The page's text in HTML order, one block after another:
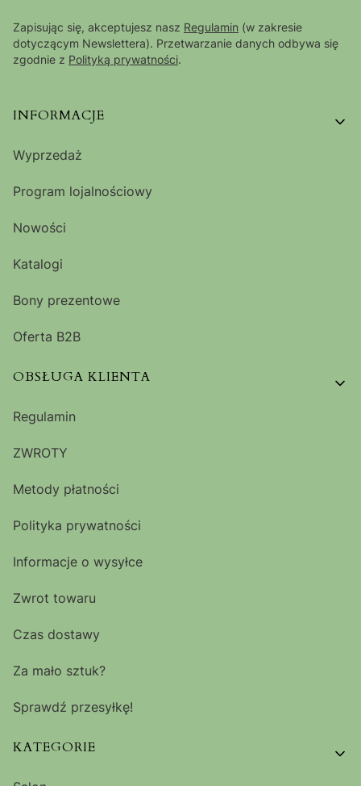
Zapisując się, akceptujesz nasz Regulamin (w zakresie
dotyczącym Newslettera). Przetwarzanie danych odbywa się
zgodnie z Polityką prywatności.
Linki w stopce
INFORMACJE
Wyprzedaż
Program lojalnościowy
Nowości
Katalogi
Bony prezentowe
Oferta B2B
OBSŁUGA KLIENTA
Regulamin
ZWROTY
Metody płatności
Polityka prywatności
Informacje o wysyłce
Zwrot towaru
Czas dostawy
Za mało sztuk?
Sprawdź przesyłkę!
KATEGORIE